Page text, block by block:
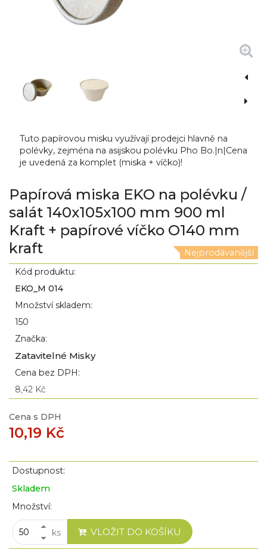
Tuto papírovou misku využívají prodejci hlavně na
polévky, zejména na asijskou polévku Pho Bo.|n|Cena
je uvedená za komplet (miska + víčko)!
Papírová miska EKO na polévku /
salát 140x105x100 mm 900 ml
Kraft + papírové víčko O140 mm
kraft
Nejprodávanější
Kód produktu:
EKO_M 014
Množství skladem:
150
Značka:
Zatavitelné Misky
Cena bez DPH:
8,42 Kč
Cena s DPH
10,19 Kč
Dostupnost:
Skladem
Množství:
ks VLOŽIT DO KOŠÍKU